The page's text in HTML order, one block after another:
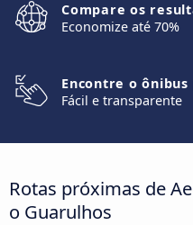
Compare os
Economize até 70%
Encontre o ônibus
Fácil e transparente
Rotas próximas de
o Guarulhos